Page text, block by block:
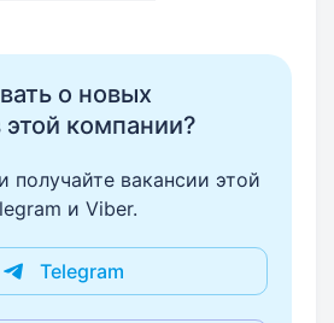
о новых
этой компании?
получайте вакансии этой
и Viber.
Telegram